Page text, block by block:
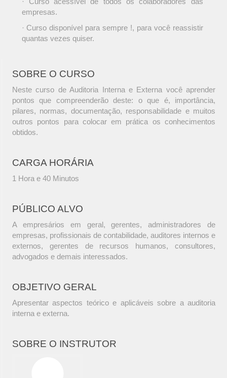
empresas.
· Curso disponível para sempre !, para você reassistir
quantas vezes quiser.
SOBRE O CURSO
Neste curso de Auditoria Interna e Externa você aprender
pontos que compreenderão deste: o que é, importância,
pilares, normas, documentação, responsabilidade e muitos
outros pontos para colocar em prática os conhecimentos
obtidos.
CARGA HORÁRIA
1 Hora e 40 Minutos
PÚBLICO ALVO
A empresários em geral, gerentes, administradores de
empresas, profissionais de contabilidade, auditores internos e
externos, gerentes de recursos humanos, consultores,
advogados e demais interessados.
OBJETIVO GERAL
Apresentar aspectos teórico e aplicáveis sobre a auditoria
interna e externa.
SOBRE O INSTRUTOR